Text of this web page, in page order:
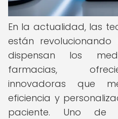
En la actualidad, las
están
dispensan los
farmacias,
innovadoras que
eficiencia y
paciente. Uno de